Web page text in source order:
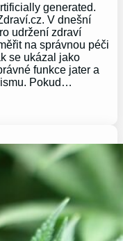
generated.
V dnešní
udržení zdraví
na správnou péči
se ukázal jako
funkce jater a
Pokud…